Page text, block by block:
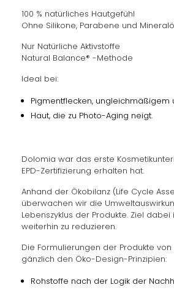
100 % natürliches Hautgefühl
Ohne Silikone, Parabene und
Nur Natürliche Aktivstoffe
Natural Balance® -Methode
Ideal bei:
Pigmentflecken, ungleichmäßigem
Haut, die zu Photo-Aging neigt.
Dolomia war das erste
EPD-Zertifizierung erhalten hat.
Anhand der Ökobilanz (Life Cycle
überwachen wir die
Lebenszyklus der Produkte. Ziel dabei
weiterhin zu reduzieren.
Die Formulierungen der Produkte
gänzlich den Öko-Design-Prinzipien:
Rohstoffe nach der Logik der